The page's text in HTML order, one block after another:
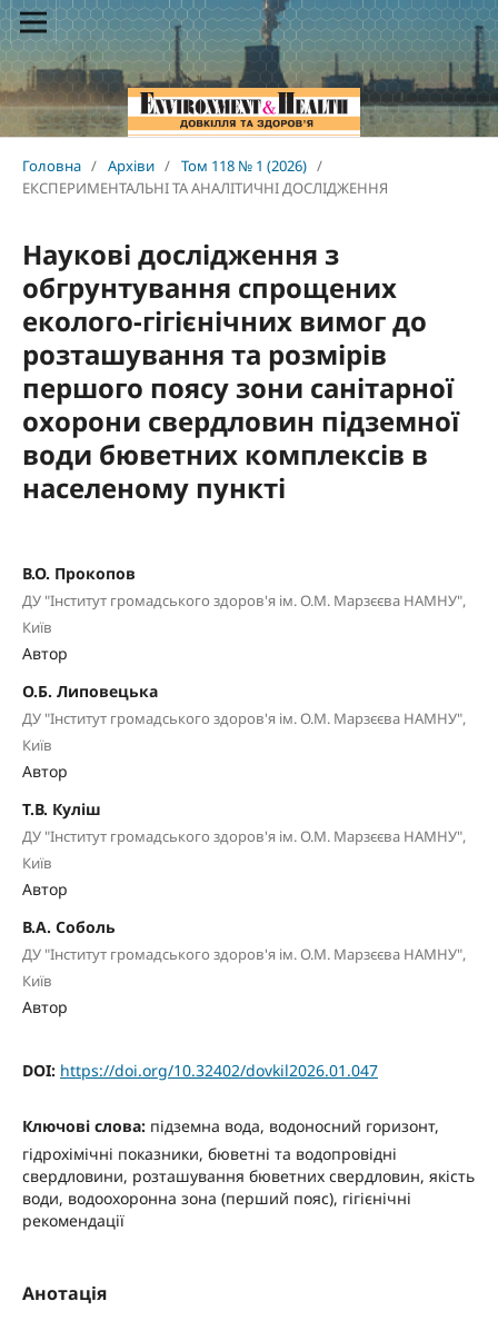
Головна / Архіви / Том 118 № 1 (2026) /
ЕКСПЕРИМЕНТАЛЬНІ ТА АНАЛІТИЧНІ ДОСЛІДЖЕННЯ
Наукові дослідження з
обгрунтування спрощених
еколого-гігієнічних вимог до
розташування та розмірів
першого поясу зони санітарної
охорони свердловин підземної
води бюветних комплексів в
населеному пункті
В.О. Прокопов
ДУ "Інститут громадського здоров'я ім. О.М. Марзєєва НАМНУ",
Київ
Автор
О.Б. Липовецька
ДУ "Інститут громадського здоров'я ім. О.М. Марзєєва НАМНУ",
Київ
Автор
Т.В. Куліш
ДУ "Інститут громадського здоров'я ім. О.М. Марзєєва НАМНУ",
Київ
Автор
В.А. Соболь
ДУ "Інститут громадського здоров'я ім. О.М. Марзєєва НАМНУ",
Київ
Автор
DOI: https://doi.org/10.32402/dovkil2026.01.047
Ключові слова: підземна вода, водоносний горизонт,
гідрохімічні показники, бюветні та водопровідні
свердловини, розташування бюветних свердловин, якість
води, водоохоронна зона (перший пояс), гігієнічні
рекомендації
Анотація